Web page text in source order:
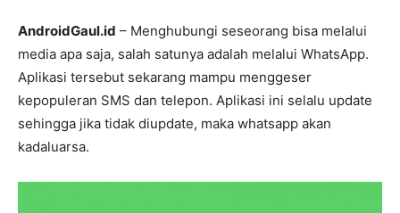
AndroidGaul.id – Menghubungi seseorang bisa melalui
media apa saja, salah satunya adalah melalui WhatsApp.
Aplikasi tersebut sekarang mampu menggeser
kepopuleran SMS dan telepon. Aplikasi ini selalu update
sehingga jika tidak diupdate, maka whatsapp akan
kadaluarsa.